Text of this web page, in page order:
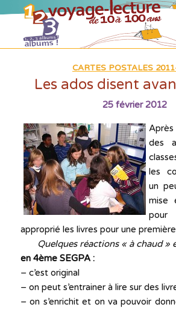
CARTES POSTALES
Les ados disent
25 février 2012
des
les
un
mise
approprié les livres pour une
Quelques réactions « à chaud »
en 4ème SEGPA :
– c’est original
– on peut s’entrainer à lire sur des
– on s’enrichit et on va pouvoir